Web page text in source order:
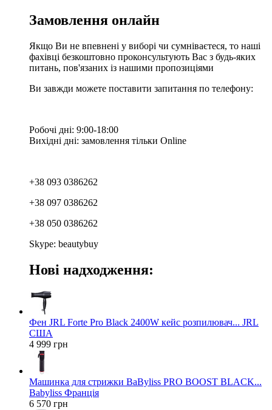
Замовлення онлайн
Якщо Ви не впевнені у виборі чи сумніваєтеся, то наші
фахівці безкоштовно проконсультують Вас з будь-яких
питань, пов'язаних із нашими пропозиціями
Ви завжди можете поставити запитання по телефону:
Робочі дні: 9:00-18:00
Вихідні дні: замовлення тільки Online
+38 093 0386262
+38 097 0386262
+38 050 0386262
Skype: beautybuy
Нові надходження:
Фен JRL Forte Pro Black 2400W кейс розпилювач... JRL
США
4 999 грн
Машинка для стрижки BaByliss PRO BOOST BLACK...
Babyliss Франція
6 570 грн